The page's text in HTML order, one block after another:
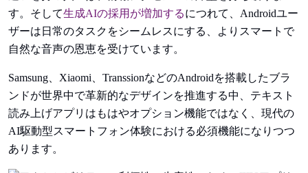
す。そして生成AIの採用が増加するにつれて、Androidユー
ザーは日常のタスクをシームレスにする、よりスマートで
自然な音声の恩恵を受けています。
Samsung、Xiaomi、TranssionなどのAndroidを搭載したブラ
ンドが世界中で革新的なデザインを推進する中、テキスト
読み上げアプリはもはやオプション機能ではなく、現代の
AI駆動型スマートフォン体験における必須機能になりつつ
あります。